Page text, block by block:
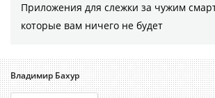
Приложения для слежки за чужим
которые вам ничего не будет
Владимир Бахур